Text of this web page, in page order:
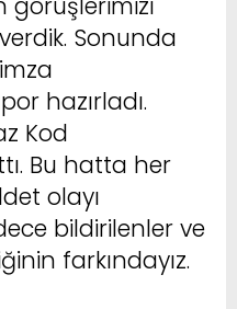
Sonunda
hazırladı.
Kod
Bu hatta her
olayı
bildirilenler ve
farkındayız.